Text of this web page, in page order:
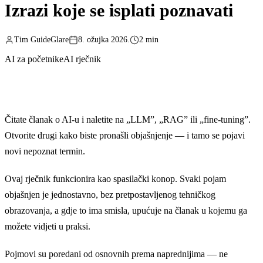
Izrazi koje se isplati poznavati
Tim GuideGlare 8. ožujka 2026. 2 min
AI za početnikeAI rječnik
Čitate članak o AI-u i naletite na „LLM”, „RAG” ili „fine-tuning”.
Otvorite drugi kako biste pronašli objašnjenje — i tamo se pojavi
novi nepoznat termin.
Ovaj rječnik funkcionira kao spasilački konop. Svaki pojam
objašnjen je jednostavno, bez pretpostavljenog tehničkog
obrazovanja, a gdje to ima smisla, upućuje na članak u kojemu ga
možete vidjeti u praksi.
Pojmovi su poredani od osnovnih prema naprednijima — ne